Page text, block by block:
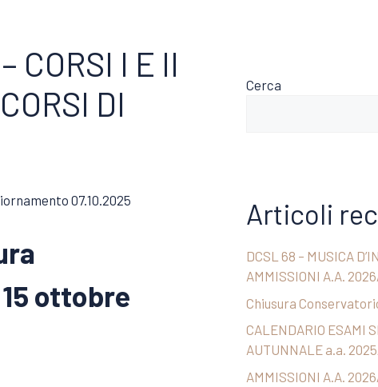
CORSI I E II
DI
07.10.2025
ottobre
Cerca
Articoli
DCSL 68 – MUSICA
AMMISSIONI A.A.
Chiusura
CALENDARIO ESAMI
AUTUNNALE a.a.
AMMISSIONI A.A.